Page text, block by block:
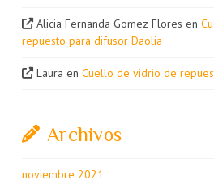
Alicia Fernanda Gomez Flores en
repuesto para difusor Daolia
Laura enCuello de vidrio de
Archivos
noviembre 2021